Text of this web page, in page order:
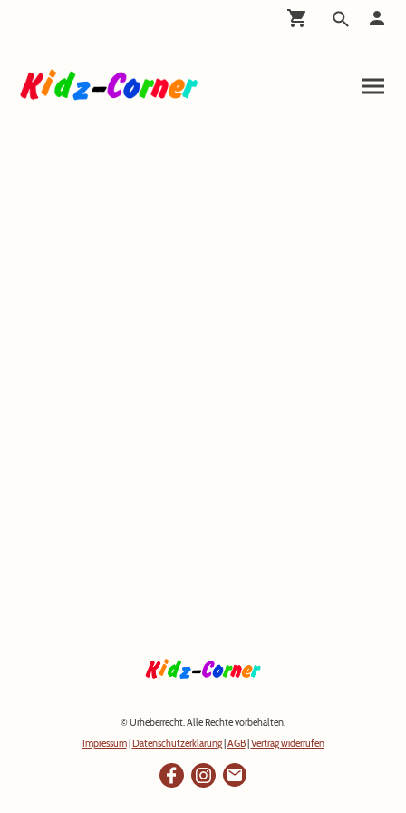
© Urheberrecht. Alle Rechte vorbehalten.
Impressum| Datenschutzerklärung| AGB| Vertrag widerrufen